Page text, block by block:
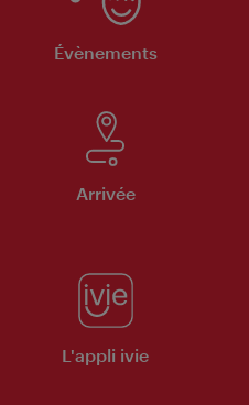
Évènements
Arrivée
L'appli ivie